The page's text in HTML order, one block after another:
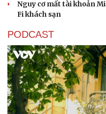
Nguy cơ mất tài khoản
Fi khách sạn
PODCAST